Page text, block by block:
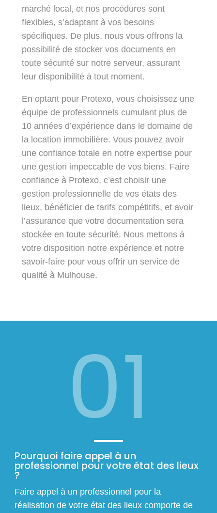
marché local, et nos procédures sont
flexibles, s’adaptant à vos besoins
spécifiques. De plus, nous vous offrons la
possibilité de stocker vos documents en
toute sécurité sur notre serveur, assurant
leur disponibilité à tout moment.
En optant pour Protexo, vous choisissez une
équipe de professionnels cumulant plus de
10 années d’expérience dans le domaine de
la location immobilière. Vous pouvez avoir
une confiance totale en notre expertise pour
une gestion impeccable de vos biens. Faire
confiance à Protexo, c’est choisir une
gestion professionnelle de vos états des
lieux, bénéficier de tarifs compétitifs, et avoir
l’assurance que votre documentation sera
stockée en toute sécurité. Nous mettons à
votre disposition notre expérience et notre
savoir-faire pour vous offrir un service de
qualité à Mulhouse.
01
Pourquoi faire appel à un
professionnel pour votre état des lieux
?
Faire appel à un professionnel pour la
réalisation de votre état des lieux comporte de